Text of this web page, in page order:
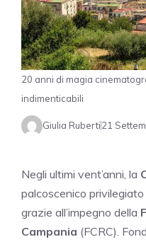
20 anni di magia
indimenticabili
Giulia Ruberti21
Negli ultimi vent’anni, la
palcoscenico privilegiato
grazie all’impegno della
Campania (FCRC).